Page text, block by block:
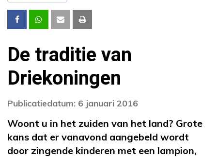
De traditie van
Driekoningen
Publicatiedatum: 6 januari 2016
Woont u in het zuiden van het land? Grote
kans dat er vanavond aangebeld wordt
door zingende kinderen met een lampion,